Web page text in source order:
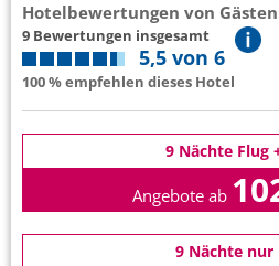
Hotelbewertungen von
9 Bewertungen insgesamt
5,5 von 6
100 % empfehlen dieses Hotel
9 Nächte Flug
Angebote ab
9 Nächte nur